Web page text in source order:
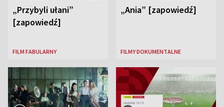
„Przybyli ułani”
[zapowiedź]
FILM FABULARNY
„Ania” [zapowiedź]
FILMY DOKUMENTALNE